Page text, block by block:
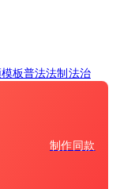
板普法法制法治
制作同款